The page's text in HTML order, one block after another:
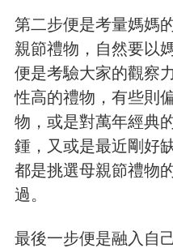
第二步便是考量媽媽
親節禮物，自然要以
便是考驗大家的觀察
性高的禮物，有些則
物，或是對萬年經典
鍾，又或是最近剛好
都是挑選母親節禮物
過。
最後一步便是融入自